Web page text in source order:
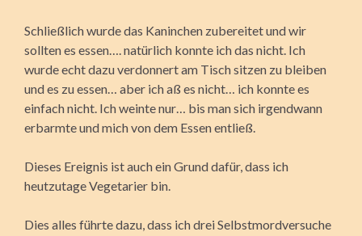
Schließlich wurde das Kaninchen zubereitet und wir
sollten es essen…. natürlich konnte ich das nicht. Ich
wurde echt dazu verdonnert am Tisch sitzen zu bleiben
und es zu essen… aber ich aß es nicht… ich konnte es
einfach nicht. Ich weinte nur… bis man sich irgendwann
erbarmte und mich von dem Essen entließ.
Dieses Ereignis ist auch ein Grund dafür, dass ich
heutzutage Vegetarier bin.
Dies alles führte dazu, dass ich drei Selbstmordversuche